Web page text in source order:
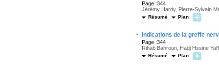
Page :344
Jérémy Hardy, Pierre-Sylvain
Résumé Plan
· Indications de la greffe
Page :344
Rihab Bahroun, Hadj Hssine
Résumé Plan